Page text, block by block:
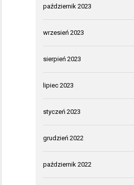
październik 2023
wrzesień 2023
sierpień 2023
lipiec 2023
styczeń 2023
grudzień 2022
październik 2022